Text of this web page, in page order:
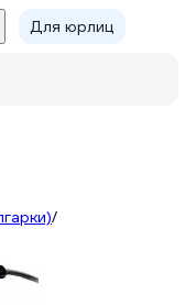
Для юрлиц
/